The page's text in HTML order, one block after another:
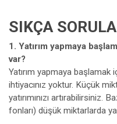
SIKÇA
1. Yatırım yapmaya
var?
Yatırım yapmaya
ihtiyacınız yoktur. Küçük
yatırımınızı artırabilirsiniz.
fonları) düşük miktarlarda